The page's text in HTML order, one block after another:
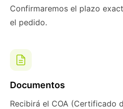
Confirmaremos el plazo
el pedido.
Documentos
Recibirá el COA (Certificado